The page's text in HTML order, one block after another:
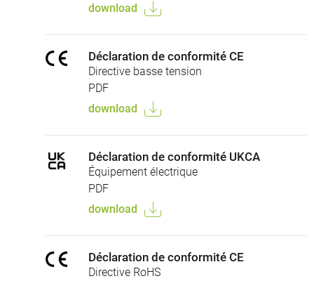
download
Déclaration de conformité CE
Directive basse tension
PDF
download
Déclaration de conformité UKCA
Équipement électrique
PDF
download
Déclaration de conformité CE
Directive RoHS